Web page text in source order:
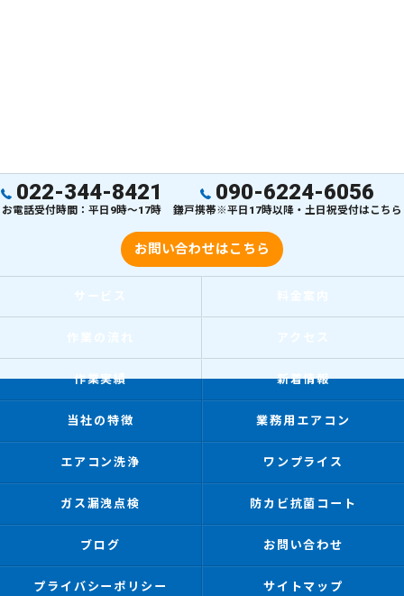
022-344-8421
お電話受付時間：平日9時～17時
090-6224-6056
鎌戸携帯※平日17時以降・土日祝受付はこちら
お問い合わせはこちら
作業実績 新着情報
当社の特徴 業務用エアコン
エアコン洗浄 ワンプライス
ガス漏洩点検 防カビ抗菌コート
ブログ お問い合わせ
プライバシーポリシー サイトマップ